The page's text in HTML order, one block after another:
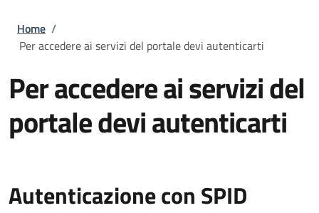
Briciole di pane
Home /
Per accedere ai servizi del portale devi autenticarti
Per accedere ai servizi del
portale devi autenticarti
Autenticazione con SPID